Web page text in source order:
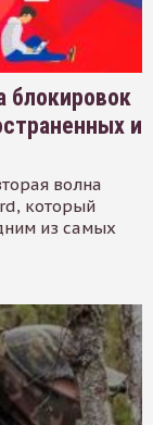
блокировок
и
волна
который
из самых